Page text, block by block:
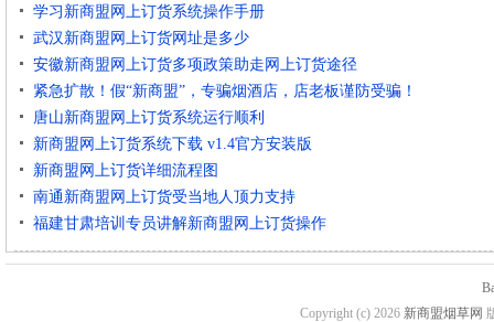
学习新商盟网上订货系统操作手册
武汉新商盟网上订货网址是多少
安徽新商盟网上订货多项政策助走网上订货途径
紧急扩散！假“新商盟”，专骗烟酒店，店老板谨防受骗！
唐山新商盟网上订货系统运行顺利
新商盟网上订货系统下载 v1.4官方安装版
新商盟网上订货详细流程图
南通新商盟网上订货受当地人顶力支持
福建甘肃培训专员讲解新商盟网上订货操作
Copyright (c) 2026 新商盟烟草网